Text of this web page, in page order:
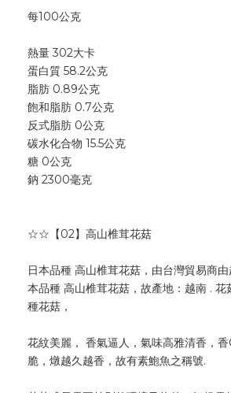
每100公克
熱量 302大卡
蛋白質 58.2公克
脂肪 0.89公克
飽和脂肪 0.7公克
反式脂肪 0公克
碳水化合物 15.5公克
糖 0公克
鈉 2300毫克
☆☆【02】高山椎茸花菇
日本品種 高山椎茸花菇，由台灣貿易商
本品種 高山椎茸花菇，故產地：越南 . 花
種花菇，
花紋美麗， 香氣逼人，氣味高雅清香，
脆，燉越久越香，故有素鮑魚之稱號.